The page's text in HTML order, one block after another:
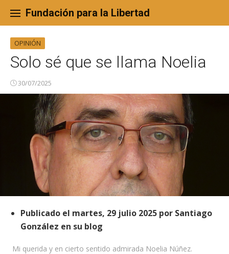
content
Fundación para la Libertad
OPINIÓN
Solo sé que se llama Noelia
30/07/2025
Publicado el martes, 29 julio 2025 por Santiago
González en su blog
Mi querida y en cierto sentido admirada Noelia Núñez.